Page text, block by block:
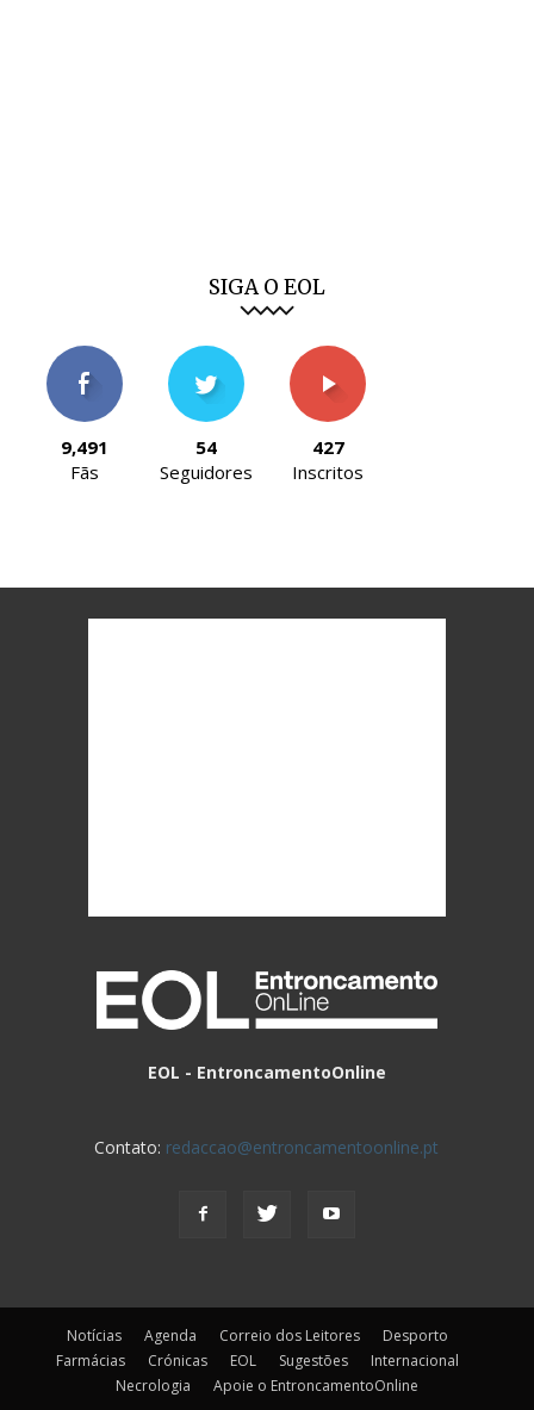
SIGA O EOL
9,491
Fãs
54
Seguidores
427
Inscritos
EOL - EntroncamentoOnline
Contato: redaccao@entroncamentoonline.pt
Notícias Agenda Correio dos Leitores
Desporto
Farmácias
Crónicas EOL Sugestões
Internacional
Necrologia
Apoie o EntroncamentoOnline